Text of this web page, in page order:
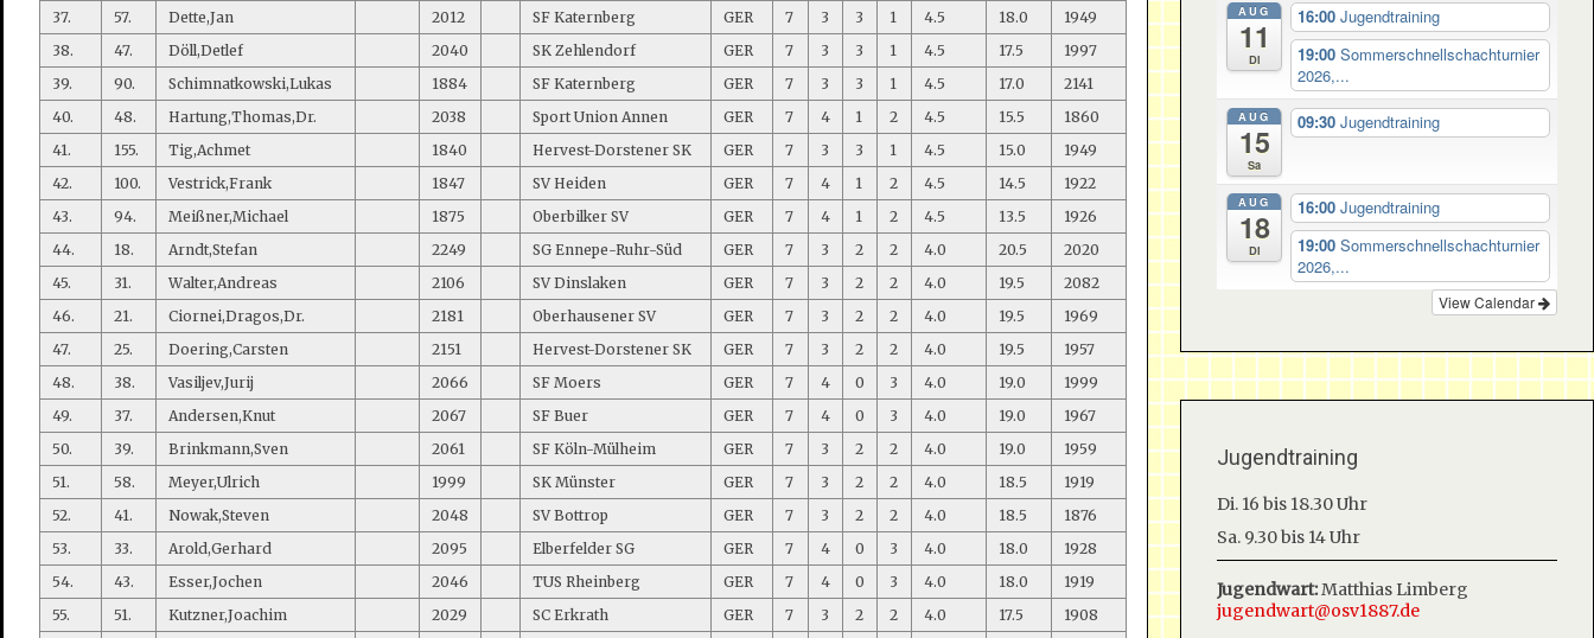
37.
57. Dette,Jan 2012 SF Katernberg GER 7 3 3 1 4.5 18.0
1949
38.
47. Döll,Detlef 2040 SK Zehlendorf GER 7 3 3 1 4.5 17.5
1997
39.
90. Schimnatkowski,Lukas 1884 SF Katernberg GER 7 3 3 1 4.5 17.0
2141
40.
48. Hartung,Thomas,Dr. 2038 Sport Union Annen GER 7 4 1 2 4.5 15.5
1860
41.
155. Tig,Achmet 1840 Hervest-Dorstener SK GER 7 3 3 1 4.5 15.0
1949
42.
100. Vestrick,Frank 1847 SV Heiden GER 7 4 1 2 4.5 14.5
1922
43.
94. Meißner,Michael 1875 Oberbilker SV GER 7 4 1 2 4.5 13.5
1926
44.
18. Arndt,Stefan 2249 SG Ennepe-Ruhr-Süd GER 7 3 2 2 4.0 20.5
2020
45.
31. Walter,Andreas 2106 SV Dinslaken GER 7 3 2 2 4.0 19.5
2082
46.
21. Ciornei,Dragos,Dr. 2181 Oberhausener SV GER 7 3 2 2 4.0 19.5
1969
47.
25. Doering,Carsten 2151 Hervest-Dorstener SK GER 7 3 2 2 4.0 19.5
1957
48.
38. Vasiljev,Jurij 2066 SF Moers GER 7 4 0 3 4.0 19.0
1999
49.
37. Andersen,Knut 2067 SF Buer GER 7 4 0 3 4.0 19.0
1967
50.
39. Brinkmann,Sven 2061 SF Köln-Mülheim GER 7 3 2 2 4.0 19.0
1959
51.
58. Meyer,Ulrich 1999 SK Münster GER 7 3 2 2 4.0 18.5
1919
52.
41. Nowak,Steven 2048 SV Bottrop GER 7 3 2 2 4.0 18.5
1876
53.
33. Arold,Gerhard 2095 Elberfelder SG GER 7 4 0 3 4.0 18.0
1928
54.
43. Esser,Jochen 2046 TUS Rheinberg GER 7 4 0 3 4.0 18.0
1919
55.
51. Kutzner,Joachim 2029 SC Erkrath GER 7 3 2 2 4.0 17.5
1908
AUG
11
Di
16:00Jugendtraining
19:00Sommerschnellschachturnier
2026,...
AUG
15
Sa
09:30Jugendtraining
AUG
18
Di
16:00Jugendtraining
19:00Sommerschnellschachturnier
2026,...
View Calendar
Jugendtraining
Di. 16 bis 18.30 Uhr
Sa. 9.30 bis 14 Uhr
Jugendwart:Matthias Limberg
jugendwart@osv1887.de